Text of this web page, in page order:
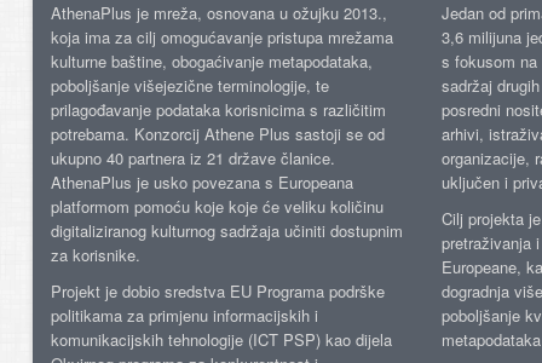
AthenaPlus je mreža, osnovana u ožujku 2013.,
koja ima za cilj omogućavanje pristupa mrežama
kulturne baštine, obogaćivanje metapodataka,
poboljšanje višejezične terminologije, te
prilagođavanje podataka korisnicima s različitim
potrebama. Konzorcij Athene Plus sastoji se od
ukupno 40 partnera iz 21 države članice.
AthenaPlus je usko povezana s Europeana
platformom pomoću koje koje će veliku količinu
digitaliziranog kulturnog sadržaja učiniti dostupnim
za korisnike.
Projekt je dobio sredstva EU Programa podrške
politikama za primjenu informacijskih i
komunikacijskih tehnologije (ICT PSP) kao dijela
Jedan od
3,6 milijuna
s fokusom
sadržaj
posredni
arhivi,
organizacije,
uključen i
Cilj projekta
pretraživanja
Europeane,
dogradnja
poboljšanje